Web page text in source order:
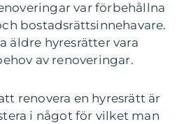
var förbehållna
bostadsrättsinnehavare.
äldre hyresrätter vara
av renoveringar.
renovera en hyresrätt är
i något för vilket man